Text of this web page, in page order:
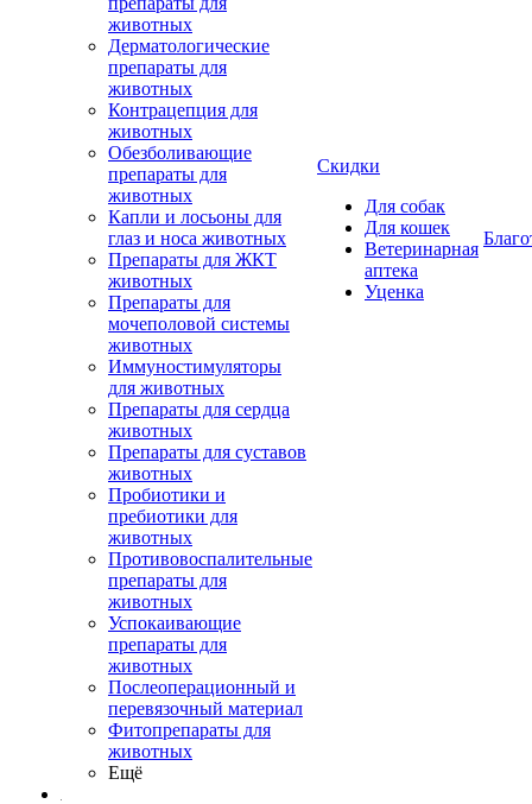
животных
Дерматологические
препараты для
животных
Контрацепция для
животных
Обезболивающие
препараты для
животных
Капли и лосьоны для
глаз и носа животных
Препараты для ЖКТ
животных
Препараты для
мочеполовой системы
животных
Иммуностимуляторы
для животных
Препараты для сердца
животных
Препараты для суставов
животных
Пробиотики и
пребиотики для
животных
Противовоспалительные
препараты для
животных
Успокаивающие
препараты для
животных
Послеоперационный и
перевязочный материал
Фитопрепараты для
животных
Ещё
Скидки
Для собак
Для кошек
Ветеринарная
аптека
Уценка